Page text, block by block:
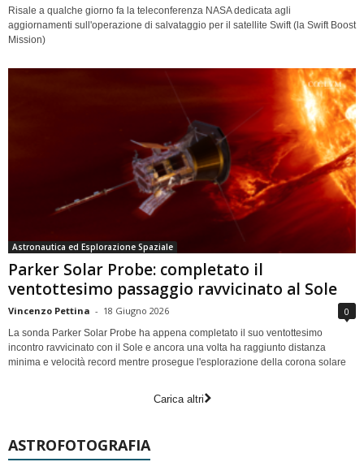
Risale a qualche giorno fa la teleconferenza NASA dedicata agli
aggiornamenti sull'operazione di salvataggio per il satellite Swift (la Swift Boost
Mission)
Astronautica ed Esplorazione Spaziale
Parker Solar Probe: completato il
ventottesimo passaggio ravvicinato al Sole
Vincenzo Pettina - 18 Giugno 2026 0
La sonda Parker Solar Probe ha appena completato il suo ventottesimo
incontro ravvicinato con il Sole e ancora una volta ha raggiunto distanza
minima e velocità record mentre prosegue l'esplorazione della corona solare
Carica altri
ASTROFOTOGRAFIA